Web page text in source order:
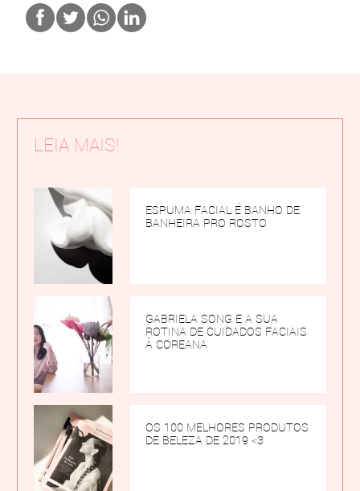
LEIA MAIS!
ESPUMA FACIAL É BANHO DE
BANHEIRA PRO ROSTO
GABRIELA SONG E A SUA
ROTINA DE CUIDADOS FACIAIS
À COREANA
OS 100 MELHORES PRODUTOS
DE BELEZA DE 2019 <3